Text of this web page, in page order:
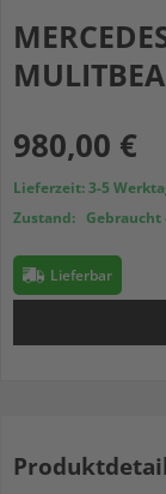
980,00 €
Lieferzeit: 3-5
Zustand:
Gebraucht
Lieferbar